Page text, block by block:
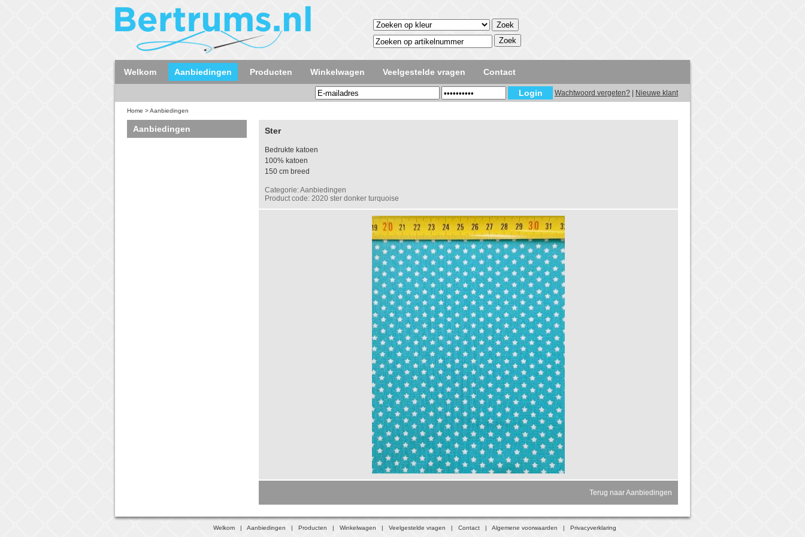
Welkom Aanbiedingen Producten Winkelwagen Veelgestelde vragen Contact
Wachtwoord vergeten? Nieuwe klant
Home >Aanbiedingen
Aanbiedingen Ster
Bedrukte katoen
100% katoen
150 cm breed
Categorie: Aanbiedingen
Product code: 2020 ster donker turquoise
Terug naar Aanbiedingen
Welkom| Aanbiedingen | Producten | Winkelwagen | Veelgestelde vragen | Contact| Algemene voorwaarden | Privacyverklaring